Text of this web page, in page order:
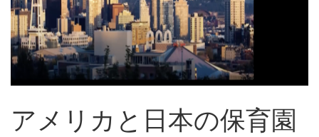
アメリカと日本の保育園